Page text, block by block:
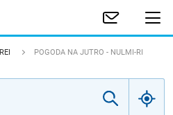
POGODA NA JUTRO - NULMI-RI